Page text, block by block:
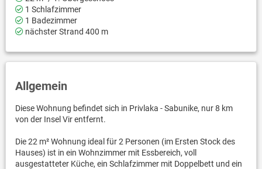
1 Schlafzimmer
1 Badezimmer
nächster Strand 400 m
Allgemein
Diese Wohnung befindet sich in Privlaka - Sabunike, nur 8 km
von der Insel Vir entfernt.
Die 22 m² Wohnung ideal für 2 Personen (im Ersten Stock des
Hauses) ist in ein Wohnzimmer mit Essbereich, voll
ausgestatteter Küche, ein Schlafzimmer mit Doppelbett und ein